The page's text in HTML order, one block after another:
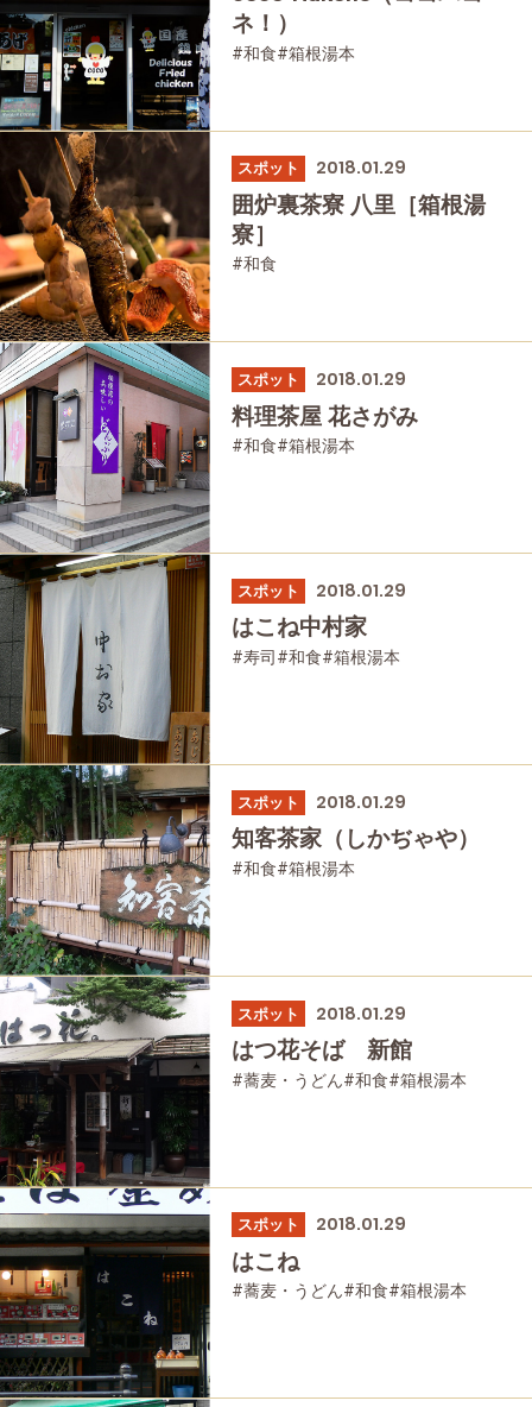
ネ！）
#和食#箱根湯本
スポット 2018.01.29
囲炉裏茶寮 八里［箱根湯
寮］
#和食
スポット 2018.01.29
料理茶屋 花さがみ
#和食#箱根湯本
スポット 2018.01.29
はこね中村家
#寿司 #和食#箱根湯本
スポット 2018.01.29
知客茶家（しかぢゃや）
#和食#箱根湯本
スポット 2018.01.29
はつ花そば 新館
#蕎麦・うどん#和食#箱根湯本
スポット 2018.01.29
はこね
#蕎麦・うどん#和食#箱根湯本